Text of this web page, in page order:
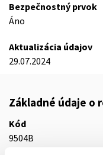
Bezpečnostný prvok
Áno
Aktualizácia údajov
29.07.2024
Základné údaje o
Kód
9504B